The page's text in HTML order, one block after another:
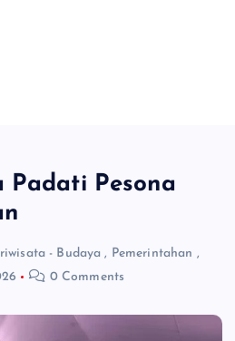
Padati Pesona
- Budaya , Pemerintahan ,
0 Comments